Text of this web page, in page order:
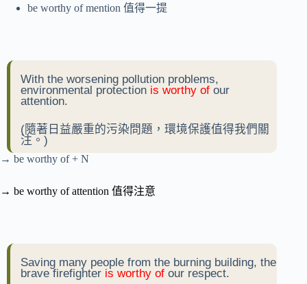
be worthy of mention 值得一提
With the worsening pollution problems,
environmental protection is worthy of our
attention.
(隨著日益嚴重的污染問題，環境保護值得我們關
注。)
→ be worthy of + N
→ be worthy of attention 值得注意
Saving many people from the burning building, the
brave firefighter is worthy of our respect.